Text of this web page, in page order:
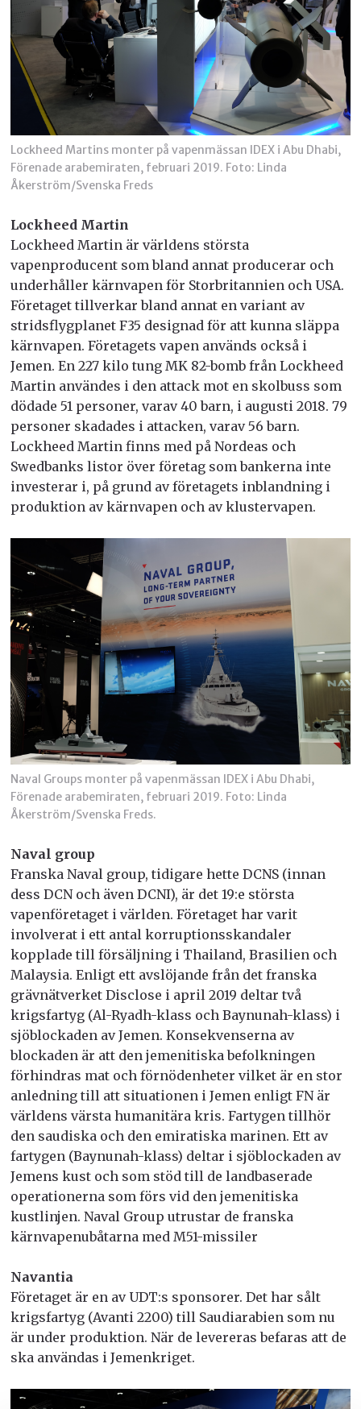
Lockheed Martins monter på vapenmässan IDEX i Abu Dhabi,
Förenade arabemiraten, februari 2019. Foto: Linda
Åkerström/Svenska Freds
Lockheed Martin
Lockheed Martin är världens största
vapenproducent som bland annat producerar och
underhåller kärnvapen för Storbritannien och USA.
Företaget tillverkar bland annat en variant av
stridsflygplanet F35 designad för att kunna släppa
kärnvapen. Företagets vapen används också i
Jemen. En 227 kilo tung MK 82-bomb från Lockheed
Martin användes i den attack mot en skolbuss som
dödade 51 personer, varav 40 barn, i augusti 2018. 79
personer skadades i attacken, varav 56 barn.
Lockheed Martin finns med på Nordeas och
Swedbanks listor över företag som bankerna inte
investerar i, på grund av företagets inblandning i
produktion av kärnvapen och av klustervapen.
Naval Groups monter på vapenmässan IDEX i Abu Dhabi,
Förenade arabemiraten, februari 2019. Foto: Linda
Åkerström/Svenska Freds.
Naval group
Franska Naval group, tidigare hette DCNS (innan
dess DCN och även DCNI), är det 19:e största
vapenföretaget i världen. Företaget har varit
involverat i ett antal korruptionsskandaler
kopplade till försäljning i Thailand, Brasilien och
Malaysia. Enligt ett avslöjande från det franska
grävnätverket Disclose i april 2019 deltar två
krigsfartyg (Al-Ryadh-klass och Baynunah-klass) i
sjöblockaden av Jemen. Konsekvenserna av
blockaden är att den jemenitiska befolkningen
förhindras mat och förnödenheter vilket är en stor
anledning till att situationen i Jemen enligt FN är
världens värsta humanitära kris. Fartygen tillhör
den saudiska och den emiratiska marinen. Ett av
fartygen (Baynunah-klass) deltar i sjöblockaden av
Jemens kust och som stöd till de landbaserade
operationerna som förs vid den jemenitiska
kustlinjen. Naval Group utrustar de franska
kärnvapenubåtarna med M51-missiler
Navantia
Företaget är en av UDT:s sponsorer. Det har sålt
krigsfartyg (Avanti 2200) till Saudiarabien som nu
är under produktion. När de levereras befaras att de
ska användas i Jemenkriget.